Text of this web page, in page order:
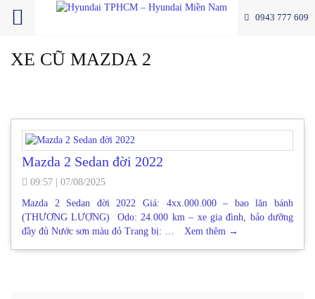
0943 777 609
XE CŨ MAZDA 2
Mazda 2 Sedan đời 2022
09:57
07/08/2025
Mazda 2 Sedan đời 2022 Giá: 4xx.000.000 – bao lăn bánh
(THƯƠNG LƯỢNG) Odo: 24.000 km – xe gia đình, bảo dưỡng
đầy đủ Nước sơn màu đỏ Trang bị: …
Xem thêm →